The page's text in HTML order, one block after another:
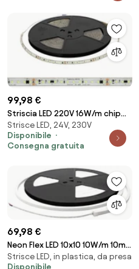
99,98 €
Striscia LED 220V 16W/m chip
Lumileds Dimmerabile IP67 10m
VERDE Colore Verde
Strisce LED, 24V, 230V
Disponibile
Consegna gratuita
69,98 €
Neon Flex LED 10x10 10W/m 10m
IP67 24Vdc CRI 85 B. Freddo -
Strisce LED, in plastica, da presa
Disponibile